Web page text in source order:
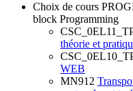
Choix de cours
block Programming
théorie et
WEB
MN912